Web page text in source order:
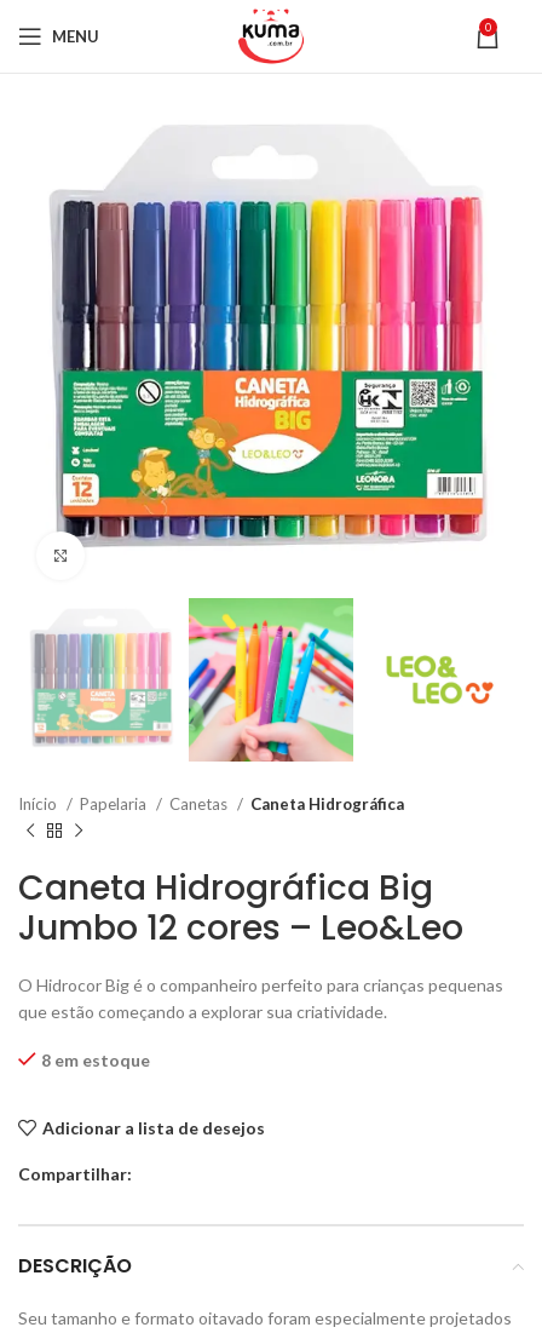
MENU 0
Início Papelaria Canetas Caneta Hidrográfica
Caneta Hidrográfica Big
Jumbo 12 cores – Leo&Leo
O Hidrocor Big é o companheiro perfeito para crianças pequenas
que estão começando a explorar sua criatividade.
8 em estoque
Adicionar a lista de desejos
Compartilhar:
DESCRIÇÃO
Seu tamanho e formato oitavado foram especialmente projetados